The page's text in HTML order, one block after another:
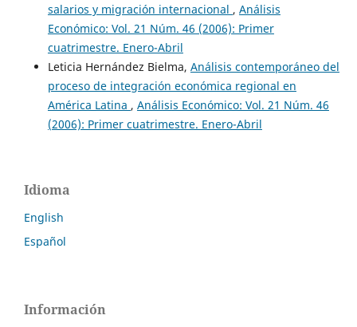
salarios y migración internacional , Análisis
Económico: Vol. 21 Núm. 46 (2006): Primer
cuatrimestre. Enero-Abril
Leticia Hernández Bielma, Análisis contemporáneo del
proceso de integración económica regional en
América Latina , Análisis Económico: Vol. 21 Núm. 46
(2006): Primer cuatrimestre. Enero-Abril
Idioma
English
Español
Información